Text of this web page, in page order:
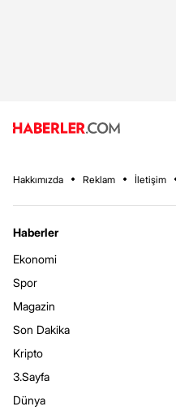
Hakkımızda Reklam İletişim
Haberler
Ekonomi
Spor
Magazin
Son Dakika
Kripto
3.Sayfa
Dünya